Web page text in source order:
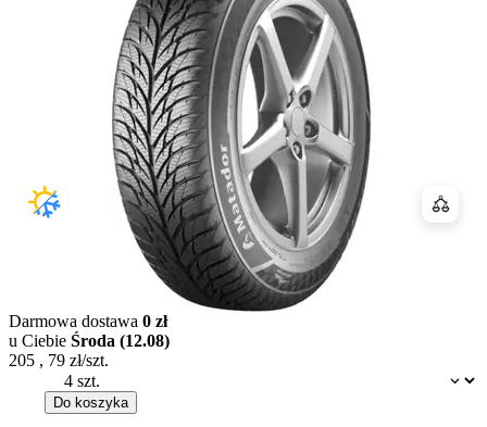
Dostępność:
Darmowa dostawa 0 zł
u Ciebie Środa (12.08)
205 , 79 zł/szt.
Do koszyka